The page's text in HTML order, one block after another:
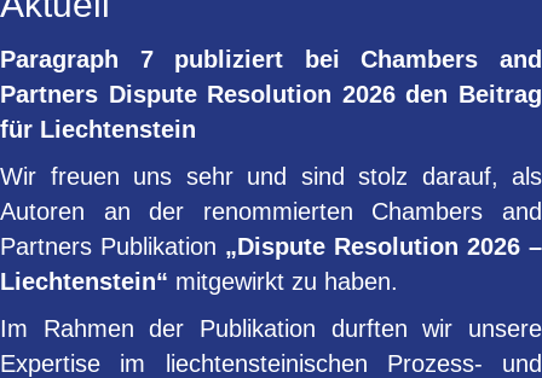
Paragraph 7 publiziert bei Chambers and
Partners Dispute Resolution 2026 den Beitrag
für Liechtenstein
Wir freuen uns sehr und sind stolz darauf, als
Autoren an der renommierten Chambers and
Partners Publikation „Dispute Resolution 2026 –
Liechtenstein“ mitgewirkt zu haben.
Im Rahmen der Publikation durften wir unsere
Expertise im liechtensteinischen Prozess- und